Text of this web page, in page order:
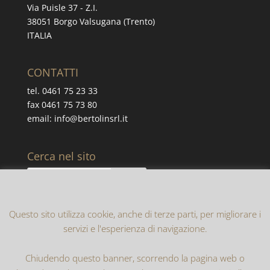
Via Puisle 37 - Z.I.
38051 Borgo Valsugana (Trento)
ITALIA
CONTATTI
tel. 0461 75 23 33
fax 0461 75 73 80
email: info@bertolinsrl.it
Cerca nel sito
Questo sito utilizza cookie, anche di terze parti, per migliorare i
servizi e l'esperienza di navigazione.
Chiudendo questo banner, scorrendo la pagina web o